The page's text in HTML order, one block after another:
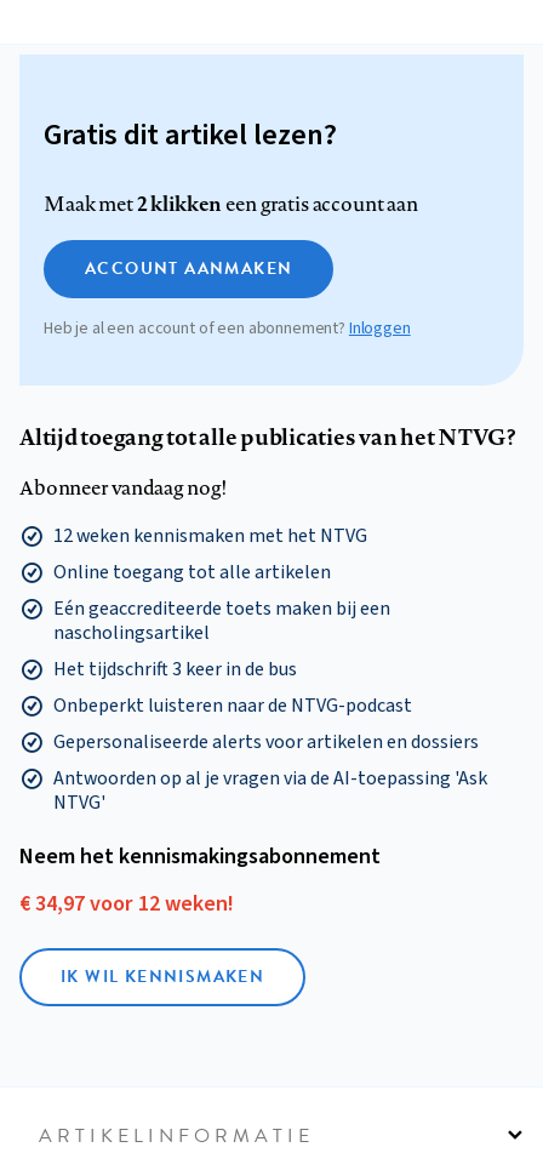
Gratis dit artikel lezen?
Maak met2 klikkeneen gratis account aan
ACCOUNT AANMAKEN
Heb je al een account of een abonnement? Inloggen
Altijd toegang tot alle publicaties van het NTVG?
Abonneer vandaag nog!
12 weken kennismaken met het NTVG
Online toegang tot alle artikelen
Eén geaccrediteerde toets maken bij een
nascholingsartikel
Het tijdschrift 3 keer in de bus
Onbeperkt luisteren naar de NTVG-podcast
Gepersonaliseerde alerts voor artikelen en dossiers
Antwoorden op al je vragen via de AI-toepassing 'Ask
NTVG'
Neem het kennismakings­abonnement
€ 34,97 voor 12 weken!
IK WIL KENNISMAKEN
ARTIKELINFORMATIE